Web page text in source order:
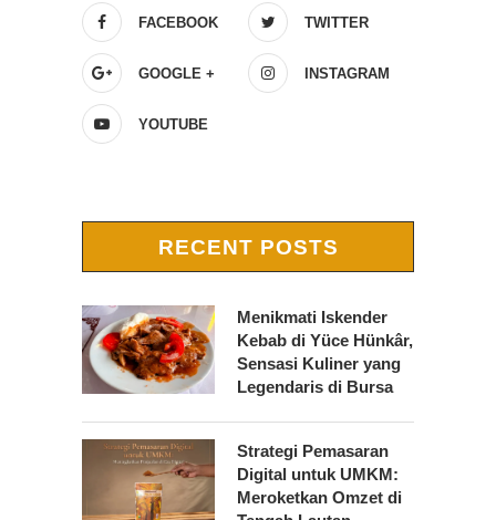
FACEBOOK TWITTER
GOOGLE + INSTAGRAM
YOUTUBE
RECENT POSTS
Menikmati Iskender
Kebab di Yüce Hünkâr,
Sensasi Kuliner yang
Legendaris di Bursa
Strategi Pemasaran
Digital untuk UMKM:
Meroketkan Omzet di